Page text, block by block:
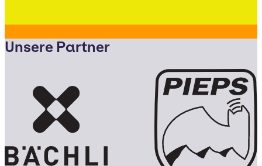
Unsere Partner